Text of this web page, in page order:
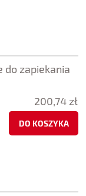
do zapiekania
200,74 zł
DO KOSZYKA